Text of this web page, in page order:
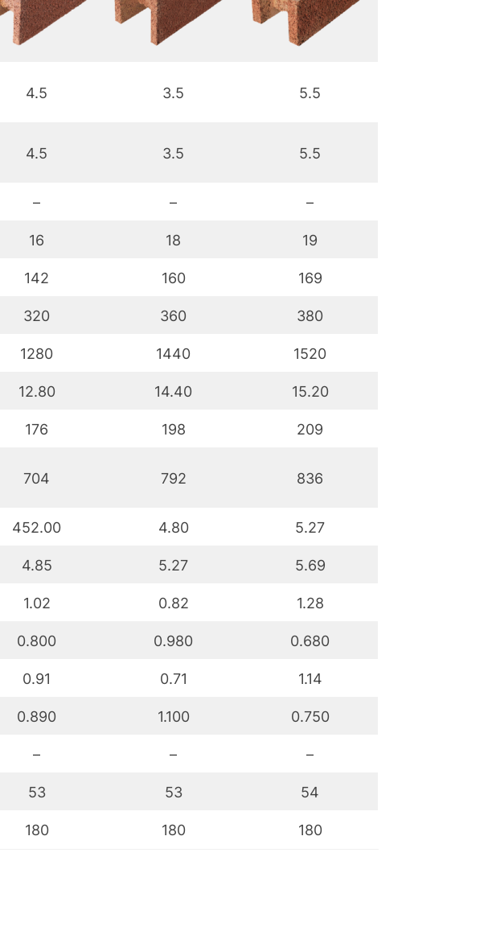
4.5 3.5 5.5
4.5 3.5 5.5
– – –
16 18 19
142 160 169
320 360 380
1280 1440 1520
12.80 14.40 15.20
176 198 209
704 792 836
452.00 4.80 5.27
4.85 5.27 5.69
1.02 0.82 1.28
0.800 0.980 0.680
0.91 0.71 1.14
0.890 1.100 0.750
– – –
53 53 54
180 180 180